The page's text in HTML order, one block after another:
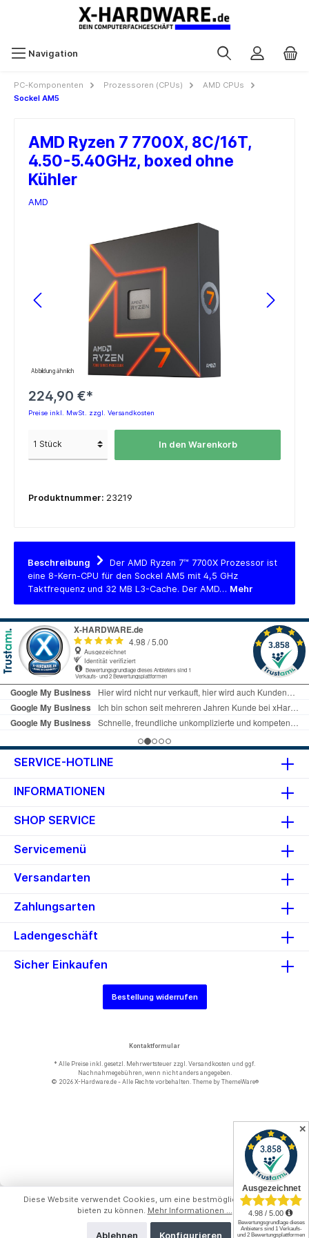
Navigation
PC-Komponenten Prozessoren (CPUs)
AMD CPUs
Sockel AM5
AMD Ryzen 7 7700X, 8C/16T,
4.50-5.40GHz, boxed ohne
Kühler
AMD
Abbildung ähnlich
224,90 €*
Preise inkl. MwSt. zzgl. Versandkosten
In den Warenkorb
Produktnummer: 23219
Beschreibung
Der AMD Ryzen 7™ 7700X Prozessor ist
eine 8-Kern-CPU für den Sockel AM5 mit 4,5 GHz
Taktfrequenz und 32 MB L3-Cache. Der AMD… Mehr
SERVICE-HOTLINE
INFORMATIONEN
SHOP SERVICE
Servicemenü
Versandarten
Zahlungsarten
Ladengeschäft
Sicher Einkaufen
Bestellung widerrufen
Kontaktformular
* Alle Preise inkl. gesetzl. Mehrwertsteuer zzgl. Versandkosten und ggf.
Nachnahmegebühren, wenn nicht anders angegeben.
© 2026 X-Hardware.de - Alle Rechte vorbehalten. Theme byThemeWare®
Diese Website verwendet Cookies, um eine bestmögliche Erfahrung
bieten zu können. Mehr Informationen ...
Ablehnen Konfigurieren
✕